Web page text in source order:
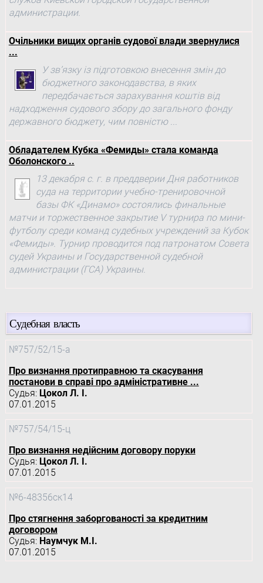
администрации.
Очільники вищих органів судової влади звернулися
...
У зв’язку із підготовкою внесення змін до
бюджетного законодавства, в яких
передбачається зарахування коштів від
надходження судового збору до загального фонду
державного бюджету, чим повністю ...
Обладателем Кубка «Фемиды» стала команда
Оболонского ..
13 декабря с. г. в преддверии Дня работников
суда на территории учебно-тренировочной
базы ФК «Динамо» состоялись финальные
матчи и торжественное закрытие V турнира по мини-
футболу среди команд судебных учреждений за Кубок
«Фемиды». Турнир проводится под патронатом Совета
судей Украины и Государственной судебной
администрации (ГСА) Украины.
Судебная власть
№757/52/15-а
Про визнання протиправною та скасування
постанови в справі про адміністративне ...
Судья: Цокол Л. І.
07.01.2015
№757/54/15-ц
Про визнання недійсним договору поруки
Судья: Цокол Л. І.
07.01.2015
№6-48356ск14
Про стягнення заборгованості за кредитним
договором
Судья: Наумчук М.І.
07.01.2015